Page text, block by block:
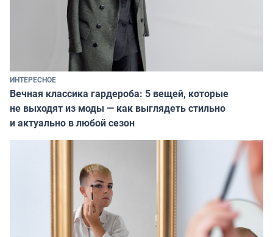
ИНТЕРЕСНОЕ
Вечная классика гардероба: 5 вещей, которые
не выходят из моды — как выглядеть стильно
и актуально в любой сезон